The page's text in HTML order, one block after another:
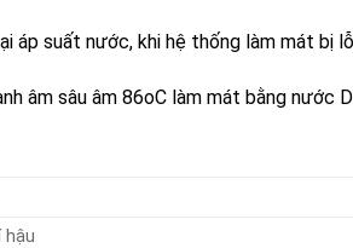
áp suất nước, khi hệ thống làm mát bị
âm sâu âm 86oC làm mát bằng nước
hậu